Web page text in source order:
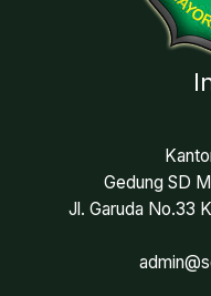
Gedung SD
Jl. Garuda No.33